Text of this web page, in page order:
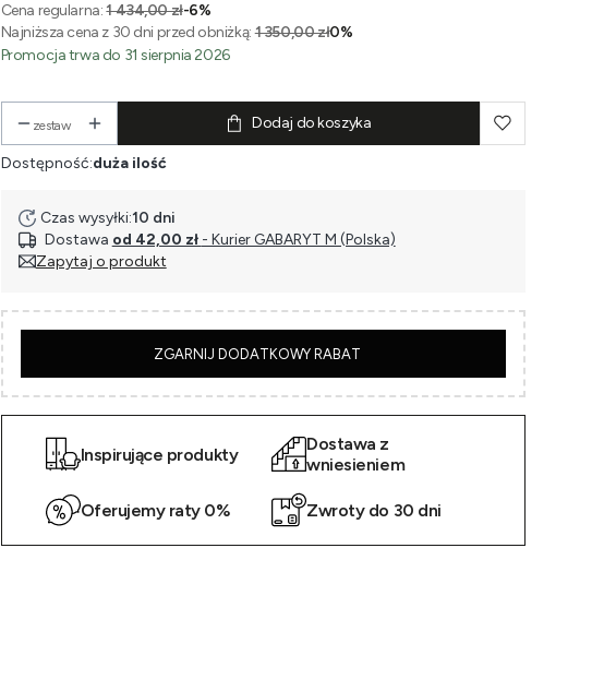
Cena regularna:1 434,00 zł-6%
Najniższa cena z 30 dni przed obniżką: 1 350,00 zł0%
Promocja trwa do 31 sierpnia 2026
zestaw Dodaj do koszyka
Dostępność:duża ilość
Czas wysyłki:10 dni
Dostawa od 42,00 zł - Kurier GABARYT M (Polska)
Zapytaj o produkt
ZGARNIJ DODATKOWY RABAT
Inspirujące produkty
Dostawa z
wniesieniem
Oferujemy raty 0% Zwroty do 30 dni